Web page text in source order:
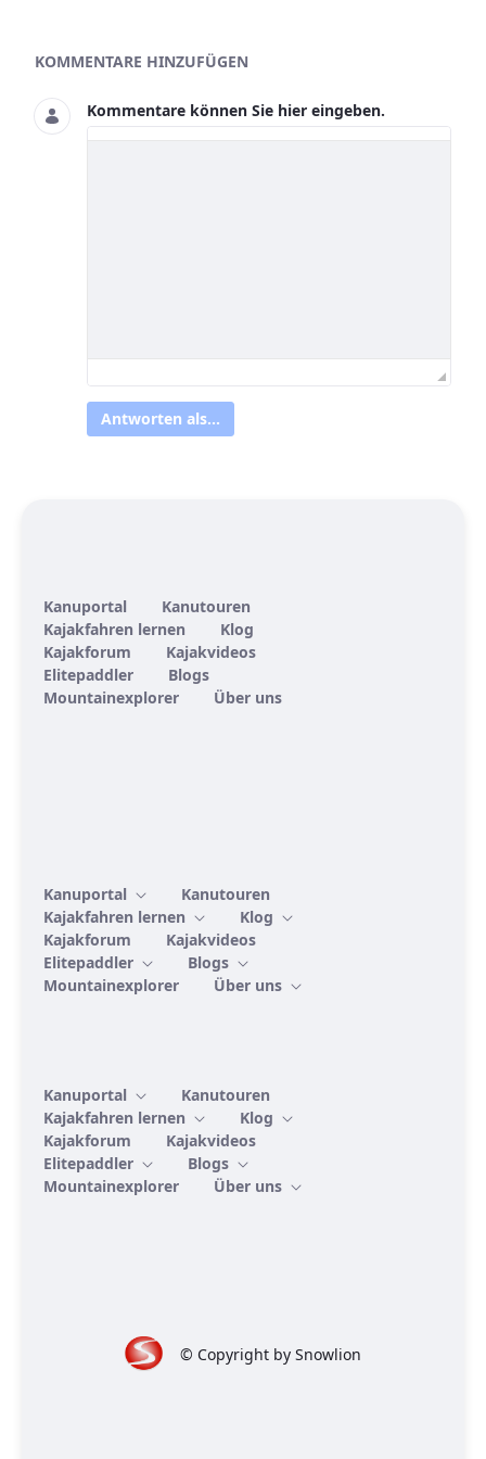
Mediengalerie
KOMMENTARE HINZUFÜGEN
Kommentare können Sie hier eingeben.
Antworten als...
Kanuportal
Kanutouren
Kajakfahren lernen
Klog
Kajakforum
Kajakvideos
Elitepaddler
Blogs
Mountainexplorer
Über uns
Kanuportal
Kanutouren
Kajakfahren lernen
Klog
Kajakforum
Kajakvideos
Elitepaddler
Blogs
Mountainexplorer
Über uns
Kanuportal
Kanutouren
Kajakfahren lernen
Klog
Kajakforum
Kajakvideos
Elitepaddler
Blogs
Mountainexplorer
Über uns
© Copyright by Snowlion